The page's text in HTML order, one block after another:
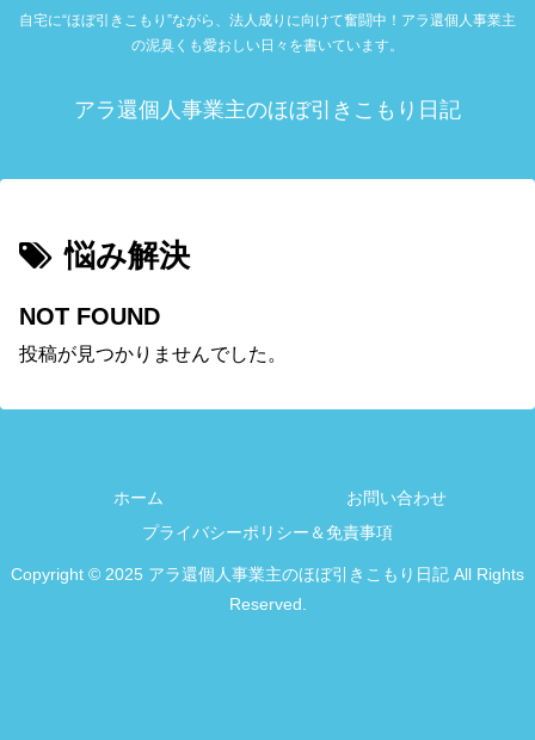
自宅に“ほぼ引きこもり”ながら、法人成りに向けて奮闘中！アラ還個人事業主
の泥臭くも愛おしい日々を書いています。
アラ還個人事業主のほぼ引きこもり日記
悩み解決
NOT FOUND
投稿が見つかりませんでした。
ホーム
お問い合わせ
プライバシーポリシー＆免責事項
Copyright © 2025 アラ還個人事業主のほぼ引きこもり日記 All Rights
Reserved.